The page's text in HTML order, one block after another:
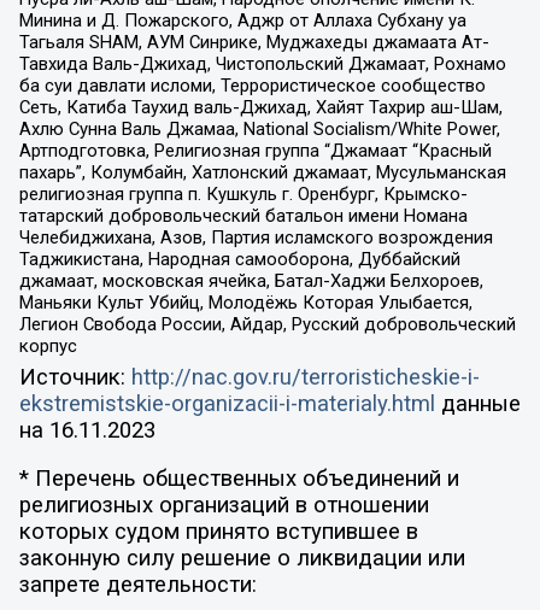
Минина и Д. Пожарского, Аджр от Аллаха Субхану уа
Тагьаля SHAM, АУМ Синрике, Муджахеды джамаата Ат-
Тавхида Валь-Джихад, Чистопольский Джамаат, Рохнамо
ба суи давлати исломи, Террористическое сообщество
Сеть, Катиба Таухид валь-Джихад, Хайят Тахрир аш-Шам,
Ахлю Сунна Валь Джамаа, National Socialism/White Power,
Артподготовка, Религиозная группа “Джамаат “Красный
пахарь”, Колумбайн, Хатлонский джамаат, Мусульманская
религиозная группа п. Кушкуль г. Оренбург, Крымско-
татарский добровольческий батальон имени Номана
Челебиджихана, Азов, Партия исламского возрождения
Таджикистана, Народная самооборона, Дуббайский
джамаат, московская ячейка, Батал-Хаджи Белхороев,
Маньяки Культ Убийц, Молодёжь Которая Улыбается,
Легион Свобода России, Айдар, Русский добровольческий
корпус
Источник: http://nac.gov.ru/terroristicheskie-i-
ekstremistskie-organizacii-i-materialy.html данные
на 16.11.2023
* Перечень общественных объединений и
религиозных организаций в отношении
которых судом принято вступившее в
законную силу решение о ликвидации или
запрете деятельности: